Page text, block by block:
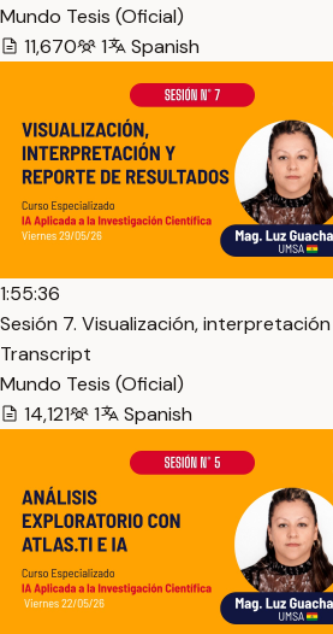
Mundo Tesis (Oficial)
11,670
1 Spanish
1:55:36
Sesión 7. Visualización,
Transcript
Mundo Tesis (Oficial)
14,121
1 Spanish